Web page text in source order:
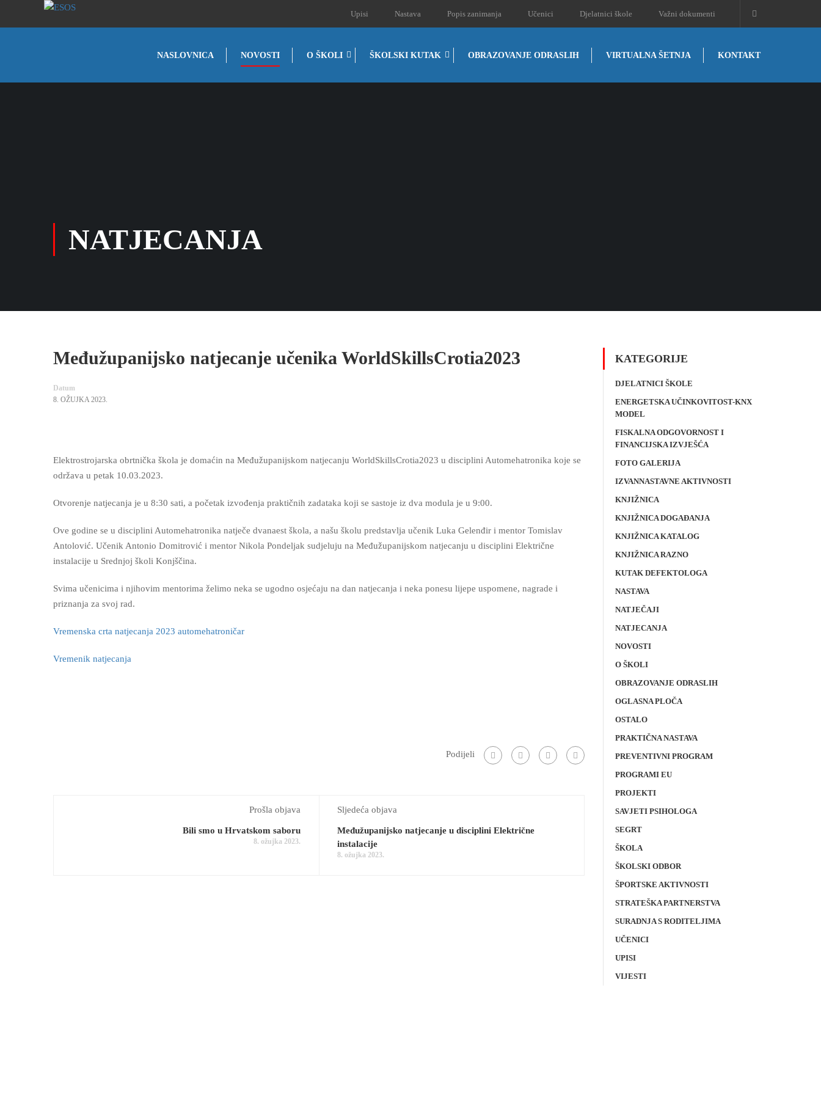
Upisi Nastava Popis zanimanja Učenici Djelatnici škole Važni dokumenti
NASLOVNICA NOVOSTI O ŠKOLI ŠKOLSKI KUTAK OBRAZOVANJE ODRASLIH VIRTUALNA ŠETNJA KONTAKT
NATJECANJA
Međužupanijsko natjecanje učenika WorldSkillsCrotia2023
Datum
8. OŽUJKA 2023.
Elektrostrojarska obrtnička škola je domaćin na Međužupanijskom natjecanju WorldSkillsCrotia2023 u disciplini Automehatronika koje se
održava u petak 10.03.2023.
Otvorenje natjecanja je u 8:30 sati, a početak izvođenja praktičnih zadataka koji se sastoje iz dva modula je u 9:00.
Ove godine se u disciplini Automehatronika natječe dvanaest škola, a našu školu predstavlja učenik Luka Gelenđir i mentor Tomislav
Antolović. Učenik Antonio Domitrović i mentor Nikola Pondeljak sudjeluju na Međužupanijskom natjecanju u disciplini Električne
instalacije u Srednjoj školi Konjščina.
Svima učenicima i njihovim mentorima želimo neka se ugodno osjećaju na dan natjecanja i neka ponesu lijepe uspomene, nagrade i
priznanja za svoj rad.
Vremenska crta natjecanja 2023 automehatroničar
Vremenik natjecanja
Podijeli
Prošla objava
Bili smo u Hrvatskom saboru
8. ožujka 2023.
Sljedeća objava
Međužupanijsko natjecanje u disciplini Električne
instalacije
8. ožujka 2023.
KATEGORIJE
DJELATNICI ŠKOLE
ENERGETSKA UČINKOVITOST-KNX
MODEL
FISKALNA ODGOVORNOST I
FINANCIJSKA IZVJEŠĆA
FOTO GALERIJA
IZVANNASTAVNE AKTIVNOSTI
KNJIŽNICA
KNJIŽNICA DOGAĐANJA
KNJIŽNICA KATALOG
KNJIŽNICA RAZNO
KUTAK DEFEKTOLOGA
NASTAVA
NATJEČAJI
NATJECANJA
NOVOSTI
O ŠKOLI
OBRAZOVANJE ODRASLIH
OGLASNA PLOČA
OSTALO
PRAKTIČNA NASTAVA
PREVENTIVNI PROGRAM
PROGRAMI EU
PROJEKTI
SAVJETI PSIHOLOGA
SEGRT
ŠKOLA
ŠKOLSKI ODBOR
ŠPORTSKE AKTIVNOSTI
STRATEŠKA PARTNERSTVA
SURADNJA S RODITELJIMA
UČENICI
UPISI
VIJESTI